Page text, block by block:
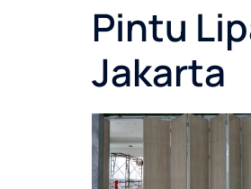
Pintu
Jakarta